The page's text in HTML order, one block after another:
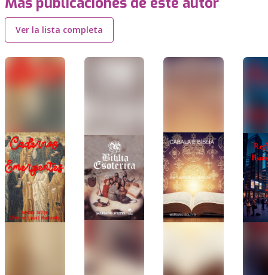
Ver la lista completa